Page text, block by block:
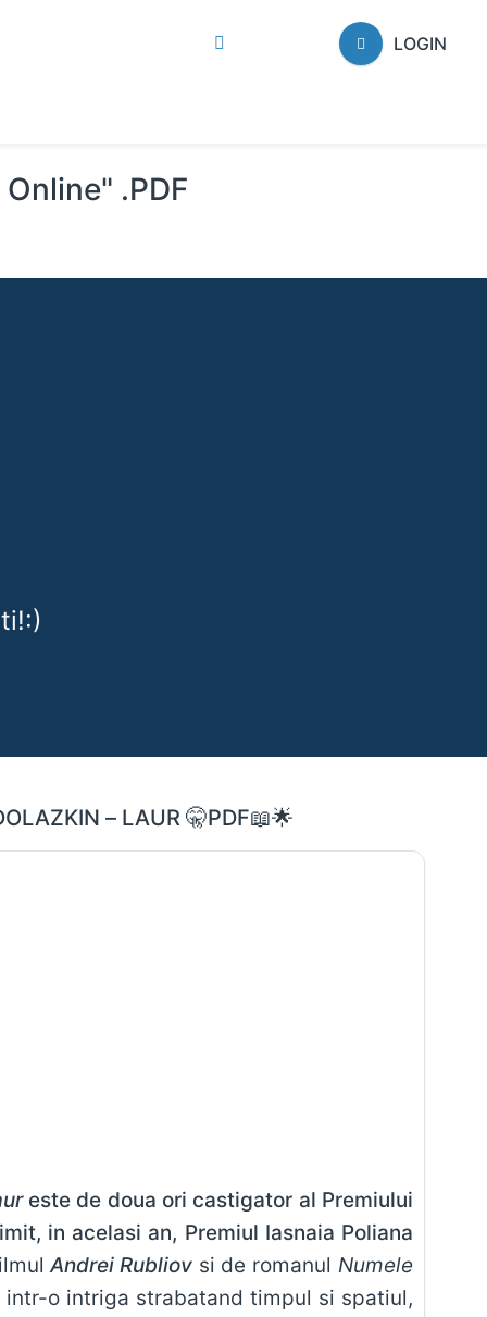
LOGIN
.PDF
– LAUR 🤫PDF📖🌟
este de doua ori castigator al Premiului
in acelasi an, Premiul Iasnaia Poliana
Andrei Rubliovsi de romanul Numele
o intriga strabatand timpul si spatiul,